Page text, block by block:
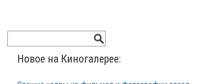
Новое на Киногалерее: